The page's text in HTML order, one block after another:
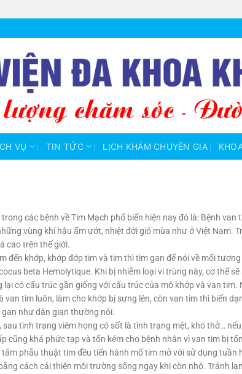
VỤ TIN TỨC LỊCH KHÁM CHUYÊN GIA
các bệnh về Tim Mạch phổ biến hiện nay đó là: Bệnh van
vùng khí hậu ẩm ướt, nhiệt đới gió mùa như ở Việt Nam.
cao trên thế giới.
đến khớp, khớp đớp tim và tim thì tìm gan để nói về mối
beta Hemolytique. Khi bị nhiễm loại vi trùng này, cơ thể
có cấu trúc gần giống với cấu trúc của mô khớp và van
tim luôn, làm cho khớp bị sưng lên, còn van tim thì biến
như dân gian thường nói.
tình trạng viêm họng có sốt là tình trạng mệt, khó thở…
cũng khá phức tạp và tốn kém cho bệnh nhân vì van tim bị
phẫu thuật tim đều tiến hành mổ tim mở với sử dụng tuần
cách cải thiện môi trường sống ngay khi còn nhỏ. Tránh